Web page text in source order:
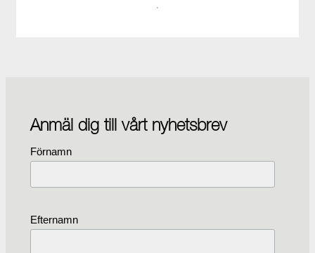
·
Anmäl dig till vårt nyhetsbrev
Förnamn
Efternamn